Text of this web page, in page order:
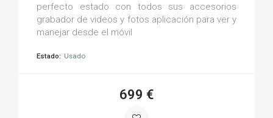
perfecto estado con todos sus accesorios
grabador de videos y fotos aplicación para ver y
manejar desde el móvil
Estado: Usado
699 €